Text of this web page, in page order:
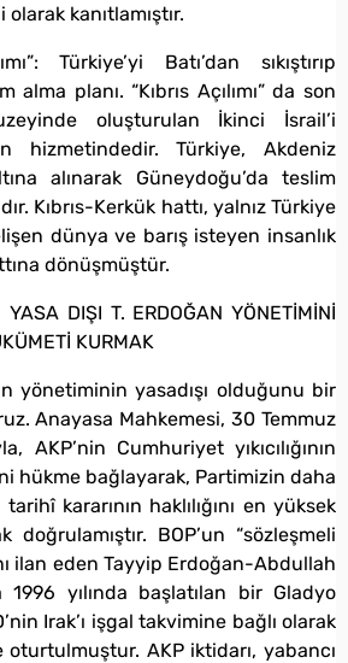
olarak kanıtlamıştır.
Türkiye’yi Batı’dan sıkıştırıp
alma planı. “Kıbrıs Açılımı” da son
oluşturulan İkinci İsrail’i
hizmetindedir. Türkiye, Akdeniz
alınarak Güneydoğu’da teslim
Kıbrıs-Kerkük hattı, yalnız Türkiye
dünya ve barış isteyen insanlık
dönüşmüştür.
YASA DIŞI T. ERDOĞAN YÖNETİMİNİ
KURMAK
yönetiminin yasadışı olduğunu bir
Anayasa Mahkemesi, 30 Temmuz
AKP’nin Cumhuriyet yıkıcılığının
hükme bağlayarak, Partimizin daha
kararının haklılığını en yüksek
doğrulamıştır. BOP’un “sözleşmeli
ilan eden Tayyip Erdoğan-Abdullah
yılında başlatılan bir Gladyo
Irak’ı işgal takvimine bağlı olarak
oturtulmuştur. AKP iktidarı, yabancı